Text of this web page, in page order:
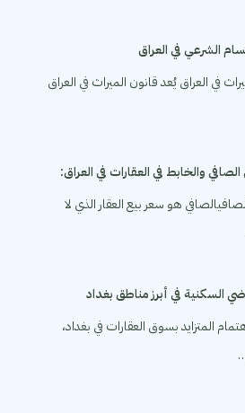
الشرعي في العراق
في العراق يُعد قانون الميراث في العراق
الصافي والخابط في العقارات في العراق:
هو سعر بيع العقار الذي لا
السكنية في أبرز مناطق بغداد
المتزايد بسوق العقارات في بغداد،